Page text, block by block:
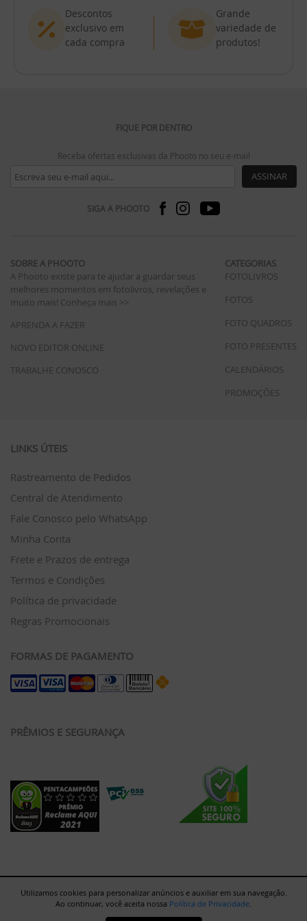
Descontos
exclusivo em
cada compra
Grande
variedade de
produtos!
FIQUE POR DENTRO
Receba ofertas exclusivas da Phooto no seu e-mail
ASSINAR
SIGA A PHOOTO
SOBRE A PHOOTO
A Phooto existe para te ajudar a guardar seus
melhores momentos em fotolivros, revelações e
muito mais! Conheça mais >>
APRENDA A FAZER
NOVO EDITOR ONLINE
TRABALHE CONOSCO
CATEGORIAS
FOTOLIVROS
FOTOS
FOTO QUADROS
FOTO PRESENTES
CALENDÁRIOS
PROMOÇÕES
LINKS ÚTEIS
Rastreamento de Pedidos
Central de Atendimento
Fale Conosco pelo WhatsApp
Minha Conta
Frete e Prazos de entrega
Termos e Condições
Política de privacidade
Regras Promocionais
FORMAS DE PAGAMENTO
PRÊMIOS E SEGURANÇA
Utilizamos cookies para personalizar anúncios e auxiliar em sua navegação.
Ao continuar, você aceita nossa Política de Privacidade.